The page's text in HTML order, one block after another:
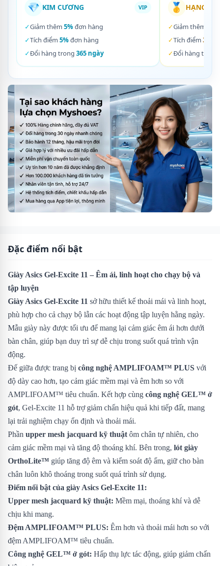
💎 KIM CƯƠNG VIP
✓Giảm thêm 5%đơn hàng
✓Tích điểm 5%đơn hàng
✓Đổi hàng trong 365 ngày
🥇 HẠNG
✓Giảm thêm
✓Tích điểm 3%
✓Đổi hàng trong
Đặc điểm nổi bật
Giày Asics Gel-Excite 11 – Êm ái, linh hoạt cho chạy bộ và
tập luyện
Giày Asics Gel-Excite 11 sở hữu thiết kế thoải mái và linh hoạt,
phù hợp cho cả chạy bộ lẫn các hoạt động tập luyện hằng ngày.
Mẫu giày này được tối ưu để mang lại cảm giác êm ái hơn dưới
bàn chân, giúp bạn duy trì sự dễ chịu trong suốt quá trình vận
động.
Đế giữa được trang bị công nghệ AMPLIFOAM™ PLUS với
độ dày cao hơn, tạo cảm giác mềm mại và êm hơn so với
AMPLIFOAM™ tiêu chuẩn. Kết hợp cùng công nghệ GEL™ ở
gót, Gel-Excite 11 hỗ trợ giảm chấn hiệu quả khi tiếp đất, mang
lại trải nghiệm chạy ổn định và thoải mái.
Phần upper mesh jacquard kỹ thuật ôm chân tự nhiên, cho
cảm giác mềm mại và tăng độ thoáng khí. Bên trong, lót giày
OrthoLite™ giúp tăng độ êm và kiểm soát độ ẩm, giữ cho bàn
chân luôn khô thoáng trong suốt quá trình sử dụng.
Điểm nổi bật của giày Asics Gel-Excite 11:
Upper mesh jacquard kỹ thuật: Mềm mại, thoáng khí và dễ
chịu khi mang.
Đệm AMPLIFOAM™ PLUS: Êm hơn và thoải mái hơn so với
đệm AMPLIFOAM™ tiêu chuẩn.
Công nghệ GEL™ ở gót: Hấp thụ lực tác động, giúp giảm chấn